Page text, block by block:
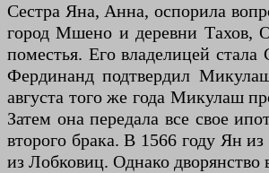
Сестра Яна, Анна, оспорила
город Мшено и деревни Тахов,
поместья. Его владелицей
Фердинанд подтвердил
августа того же года Микулаш
Затем она передала все свое
второго брака. В 1566 году Ян
из Лобковиц. Однако дворянство